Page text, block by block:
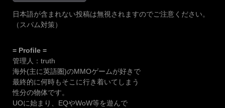
日本語が含まれない投稿は無視されますのでご注意ください。
（スパム対策）
= Profile =
管理人：truth
海外(主に英語圏)のMMOゲームが好きで
最終的に何時もそこに行き着いてしまう
性分の物体です。
UOに始まり、EQやWoW等を遊んで